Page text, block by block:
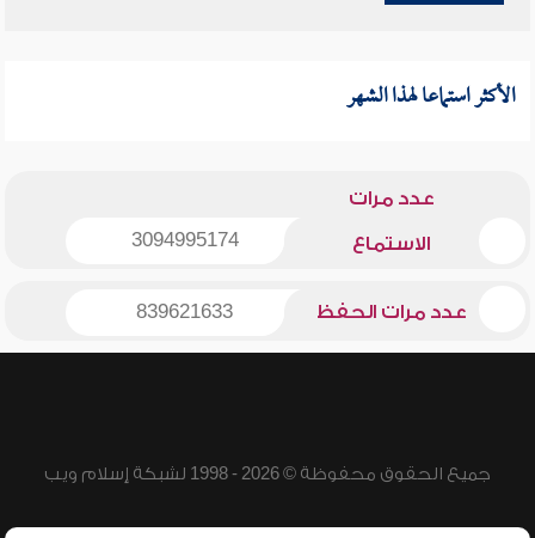
الأكثر استماعا لهذا الشهر
عدد مرات
الاستماع 3094995174
عدد مرات الحفظ 839621633
جميع الحقوق محفوظة © 2026 - 1998 لشبكة إسلام ويب